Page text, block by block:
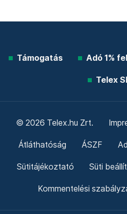
Támogatás Adó 1%
Telex
© 2026 Telex.hu Zrt.
Átláthatóság ÁSZF
Sütitájékoztató Süti
Kommentelési